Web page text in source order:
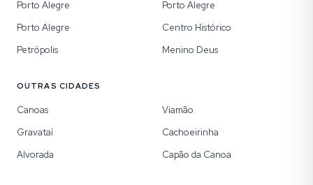
Porto Alegre
Porto Alegre
Porto Alegre
Centro Histórico
Petrópolis
Menino Deus
OUTRAS CIDADES
Canoas
Viamão
Gravataí
Cachoeirinha
Alvorada
Capão da Canoa